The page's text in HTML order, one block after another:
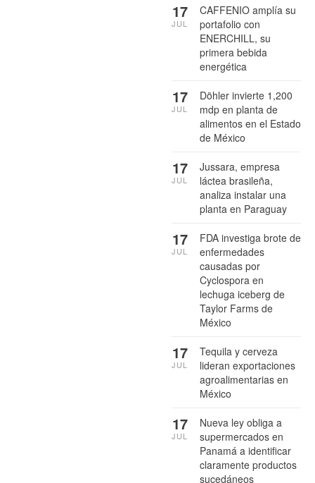
CAFFENIO amplía su
portafolio con
ENERCHILL, su
primera bebida
energética
17
JUL
Döhler invierte 1,200
mdp en planta de
alimentos en el Estado
de México
17
JUL
Jussara, empresa
láctea brasileña,
analiza instalar una
planta en Paraguay
17
JUL
FDA investiga brote de
enfermedades
causadas por
Cyclospora en
lechuga iceberg de
Taylor Farms de
México
17
JUL
Tequila y cerveza
lideran exportaciones
agroalimentarias en
México
17
JUL
Nueva ley obliga a
supermercados en
Panamá a identificar
claramente productos
sucedáneos
17
JUL